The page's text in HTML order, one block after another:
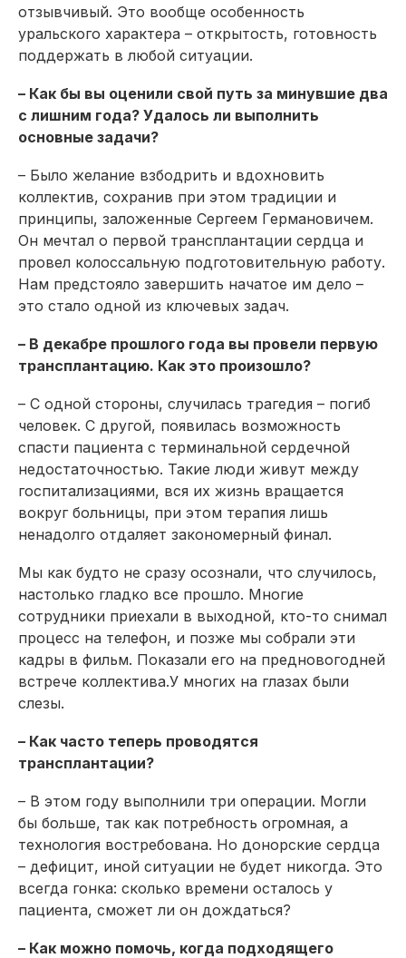
отзывчивый. Это вообще особенность
уральского характера – открытость, готовность
поддержать в любой ситуации.
– Как бы вы оценили свой путь за минувшие два
с лишним года? Удалось ли выполнить
основные задачи?
– Было желание взбодрить и вдохновить
коллектив, сохранив при этом традиции и
принципы, заложенные Сергеем Германовичем.
Он мечтал о первой трансплантации сердца и
провел колоссальную подготовительную работу.
Нам предстояло завершить начатое им дело –
это стало одной из ключевых задач.
– В декабре прошлого года вы провели первую
трансплантацию. Как это произошло?
– С одной стороны, случилась трагедия – погиб
человек. С другой, появилась возможность
спасти пациента с терминальной сердечной
недостаточностью. Такие люди живут между
госпитализация­ми, вся их жизнь вращается
вокруг больницы, при этом терапия лишь
ненадолго отдаляет закономерный финал.
Мы как будто не сразу осознали, что случилось,
настолько гладко все прошло. Многие
сотрудники приехали в выходной, кто-то снимал
процесс на телефон, и позже мы собрали эти
кадры в фильм. Показали его на предновогодней
встрече коллектива.У многих на глазах были
слезы.
– Как часто теперь проводятся
трансплантации?
– В этом году выполнили три операции. Могли
бы больше, так как потребность огромная, а
технология востребована. Но донорские сердца
– дефицит, иной ситуации не будет никогда. Это
всегда гонка: сколько времени осталось у
пациента, сможет ли он дождаться?
– Как можно помочь, когда подходящего